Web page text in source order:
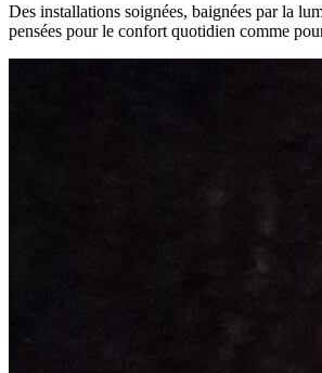
Des installations soignées, baignées par la
pensées pour le confort quotidien comme